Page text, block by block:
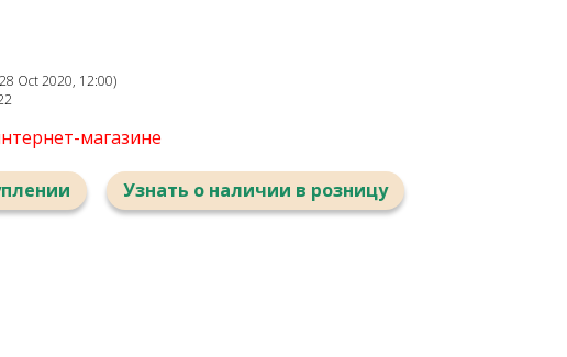
Oct 2020, 12:00)
магазине
Узнать о наличии в розницу